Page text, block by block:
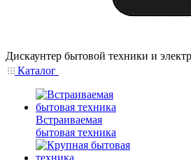
Дискаунтер бытовой техники и
Каталог
Встраиваемая
бытовая техника